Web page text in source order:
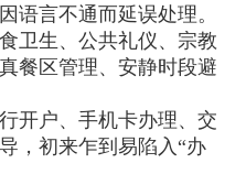
语言不通而延误处理。
生、公共礼仪、宗教
餐区管理、安静时段避
户、手机卡办理、交
，初来乍到易陷入“办